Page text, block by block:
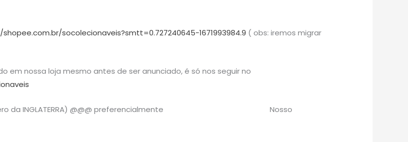
shopee.com.br/socolecionaveis?smtt=0.727240645-1671993984.9 ( obs: iremos migrar
em nossa loja mesmo antes de ser anunciado, é só nos seguir no
(número da INGLATERRA) @@@ preferencialmente Nosso